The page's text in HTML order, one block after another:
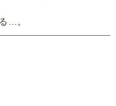
…。